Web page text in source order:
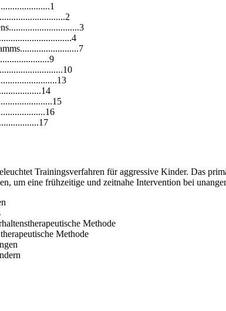
Trainingsverfahren für aggressive Kinder. Das
um eine frühzeitige und zeitnahe Intervention bei
Methode
Methode